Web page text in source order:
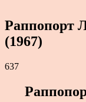
Раппопорт
(1967)
637